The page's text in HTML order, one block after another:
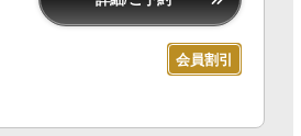
会員割引